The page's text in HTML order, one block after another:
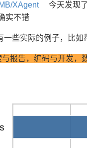
XAgent今天发现了
实不错
些实际的例子，比如
报告，编码与开发，